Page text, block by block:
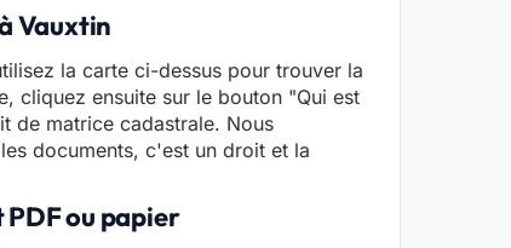
Vauxtin
la carte ci-dessus pour trouver la
cliquez ensuite sur le bouton "Qui est
de matrice cadastrale. Nous
documents, c'est un droit et la
ou papier